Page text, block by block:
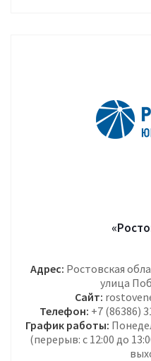
Адрес: Ростовская
улица
Сайт:
Телефон: +7 (86386)
График работы:
(перерыв: с 12:00 до